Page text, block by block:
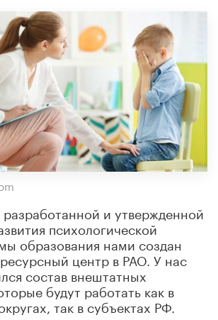
и утвержденной
психологической
образования нами создан
центр в РАО. У нас
состав внештатных
будут работать как в
так в субъектах РФ.